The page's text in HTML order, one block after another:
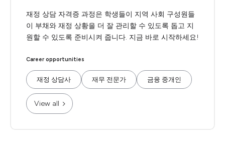
재정 상담 자격증 과정은 학생들이 지역 사회 구성원들
이 부채와 재정 상황을 더 잘 관리할 수 있도록 돕고 지
원할 수 있도록 준비시켜 줍니다. 지금 바로 시작하세요!
Career opportunities
재정 상담사 재무 전문가 금융 중개인
View all